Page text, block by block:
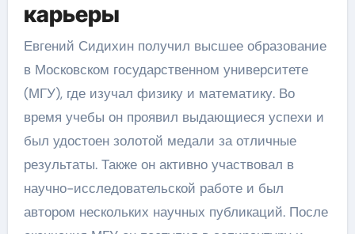
карьеры
Евгений Сидихин получил высшее образование
в Московском государственном университете
(МГУ), где изучал физику и математику. Во
время учебы он проявил выдающиеся успехи и
был удостоен золотой медали за отличные
результаты. Также он активно участвовал в
научно-исследовательской работе и был
автором нескольких научных публикаций. После